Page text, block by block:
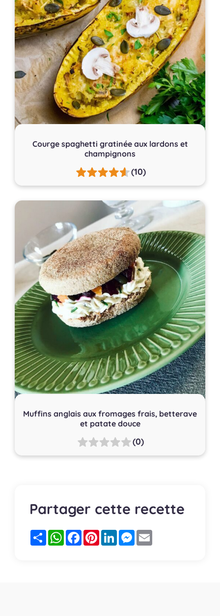
Courge spaghetti gratinée aux lardons et
champignons
(10)
Muffins anglais aux fromages frais, betterave
et patate douce
(0)
Partager cette recette
PartagerWhatsApp
FacebookPinterestLinkedInMessenger